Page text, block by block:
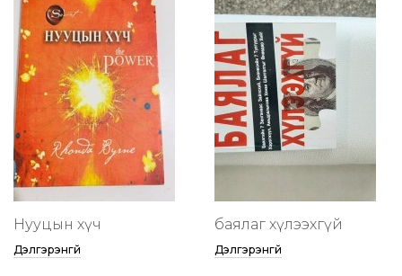
Нууцын хүч
Дэлгэрэнгүй
баялаг хүлээхгүй
Дэлгэрэнгүй